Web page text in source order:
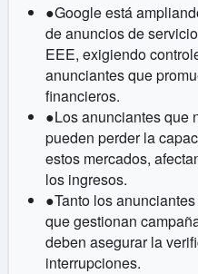
●Google está
de anuncios de
EEE, exigiendo
anunciantes que
financieros.
●Los anunciantes que
pueden perder la
estos mercados,
los ingresos.
●Tanto los
que gestionan
deben asegurar la
interrupciones.